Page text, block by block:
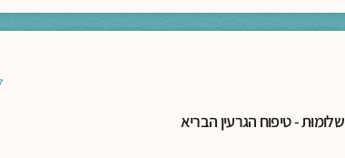
שלומוּת - טיפוח הגרעין הבריא